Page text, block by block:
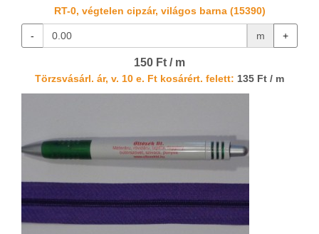
RT-0, végtelen cipzár, világos barna (15390)
- m +
150 Ft / m
Törzsvásárl. ár, v. 10 e. Ft kosárért. felett: 135 Ft / m